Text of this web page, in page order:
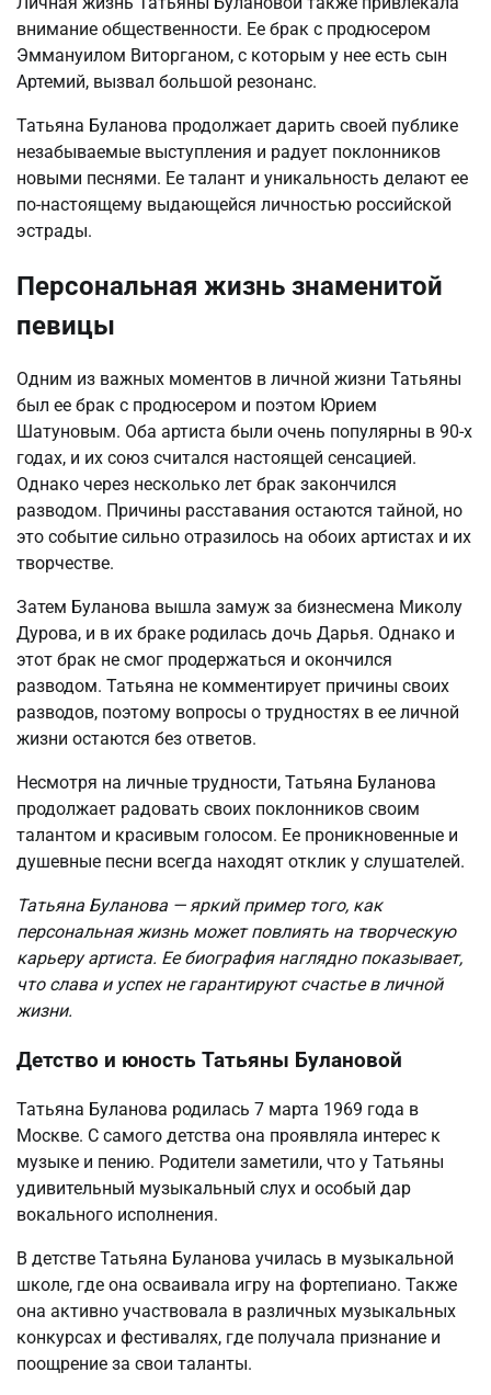
внимание общественности. Ее брак с продюсером
Эммануилом Виторганом, с которым у нее есть сын
Артемий, вызвал большой резонанс.
Татьяна Буланова продолжает дарить своей публике
незабываемые выступления и радует поклонников
новыми песнями. Ее талант и уникальность делают ее
по-настоящему выдающейся личностью российской
эстрады.
Персональная жизнь знаменитой
певицы
Одним из важных моментов в личной жизни Татьяны
был ее брак с продюсером и поэтом Юрием
Шатуновым. Оба артиста были очень популярны в 90-х
годах, и их союз считался настоящей сенсацией.
Однако через несколько лет брак закончился
разводом. Причины расставания остаются тайной, но
это событие сильно отразилось на обоих артистах и их
творчестве.
Затем Буланова вышла замуж за бизнесмена Миколу
Дурова, и в их браке родилась дочь Дарья. Однако и
этот брак не смог продержаться и окончился
разводом. Татьяна не комментирует причины своих
разводов, поэтому вопросы о трудностях в ее личной
жизни остаются без ответов.
Несмотря на личные трудности, Татьяна Буланова
продолжает радовать своих поклонников своим
талантом и красивым голосом. Ее проникновенные и
душевные песни всегда находят отклик у слушателей.
Татьяна Буланова — яркий пример того, как
персональная жизнь может повлиять на творческую
карьеру артиста. Ее биография наглядно показывает,
что слава и успех не гарантируют счастье в личной
жизни.
Детство и юность Татьяны Булановой
Татьяна Буланова родилась 7 марта 1969 года в
Москве. С самого детства она проявляла интерес к
музыке и пению. Родители заметили, что у Татьяны
удивительный музыкальный слух и особый дар
вокального исполнения.
В детстве Татьяна Буланова училась в музыкальной
школе, где она осваивала игру на фортепиано. Также
она активно участвовала в различных музыкальных
конкурсах и фестивалях, где получала признание и
поощрение за свои таланты.